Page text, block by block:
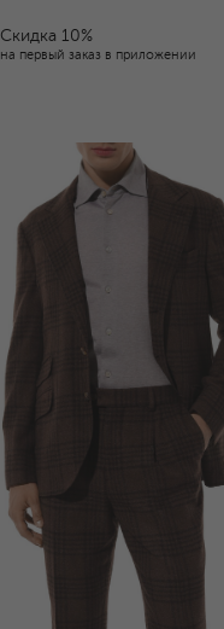
Скидка 10%
на первый заказ в приложении